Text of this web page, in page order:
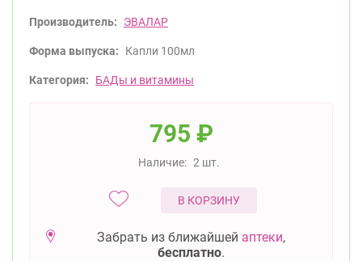
Производитель: ЭВАЛАР
Форма выпуска: Капли 100мл
Категория: БАДы и витамины
795 ₽
Наличие: 2 шт.
В КОРЗИНУ
Забрать из ближайшей аптеки,
бесплатно.